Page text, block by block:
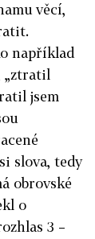
věcí,
například
„ztratil
jsem
slova, tedy
obrovské
o
3 –